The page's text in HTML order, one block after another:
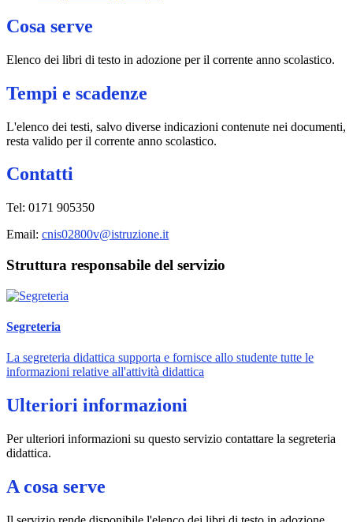
Cosa serve
Elenco dei libri di testo in adozione per il corrente anno scolastico.
Tempi e scadenze
L'elenco dei testi, salvo diverse indicazioni contenute nei documenti,
resta valido per il corrente anno scolastico.
Contatti
Tel: 0171 905350
Email: cnis02800v@istruzione.it
Struttura responsabile del servizio
Segreteria
La segreteria didattica supporta e fornisce allo studente tutte le
informazioni relative all'attività didattica
Ulteriori informazioni
Per ulteriori informazioni su questo servizio contattare la segreteria
didattica.
A cosa serve